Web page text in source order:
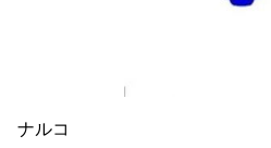
ナルコ